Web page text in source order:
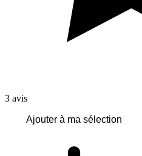
3 avis
Ajouter à ma sélection